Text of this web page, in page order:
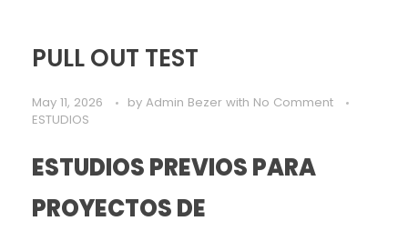
PULL OUT TEST
May 11, 2026 by Admin Bezer with No Comment
ESTUDIOS
ESTUDIOS PREVIOS PARA
PROYECTOS DE